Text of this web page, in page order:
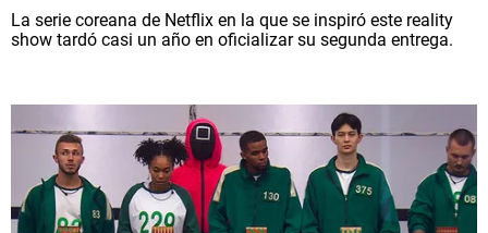
La serie coreana de Netflix en la que se inspiró este reality
show tardó casi un año en oficializar su segunda entrega.